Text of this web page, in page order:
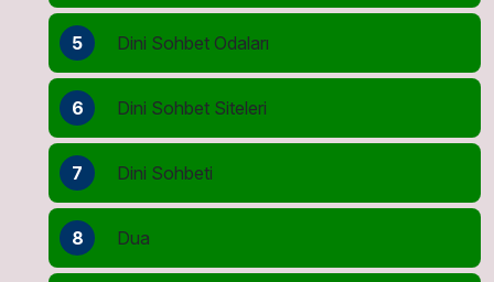
5 Dini Sohbet Odaları
6 Dini Sohbet Siteleri
7 Dini Sohbeti
8 Dua